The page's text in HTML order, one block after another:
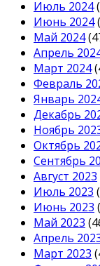
Июль 2024
Июнь 2024
Май 2024
Апрель
Март 2024
Февраль
Январь
Декабрь
Ноябрь
Октябрь
Сентябрь
Август 2023
Июль 2023
Июнь 2023
Май 2023
Апрель
Март 2023